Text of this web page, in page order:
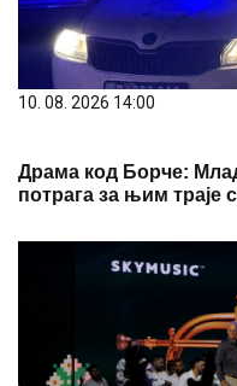
10. 08. 2026 14:00
Драма код Борче:
потрага за њим траје